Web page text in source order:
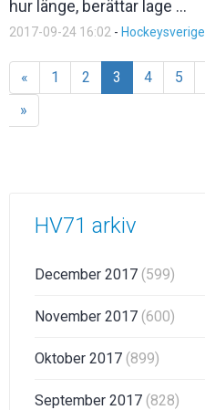
hur länge, berättar lage ...
2017-09-24 16:02 - Hockeysverige
« 1 2 3 4 5
»
HV71 arkiv
December 2017 (599)
November 2017 (600)
Oktober 2017 (899)
September 2017 (828)